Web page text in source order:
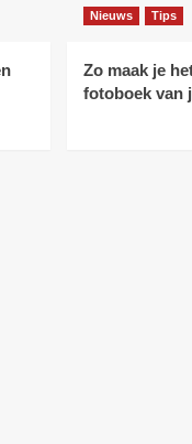
5
Nieuws Tips
Nieuws Tips
Zo maak je
fotoboek van